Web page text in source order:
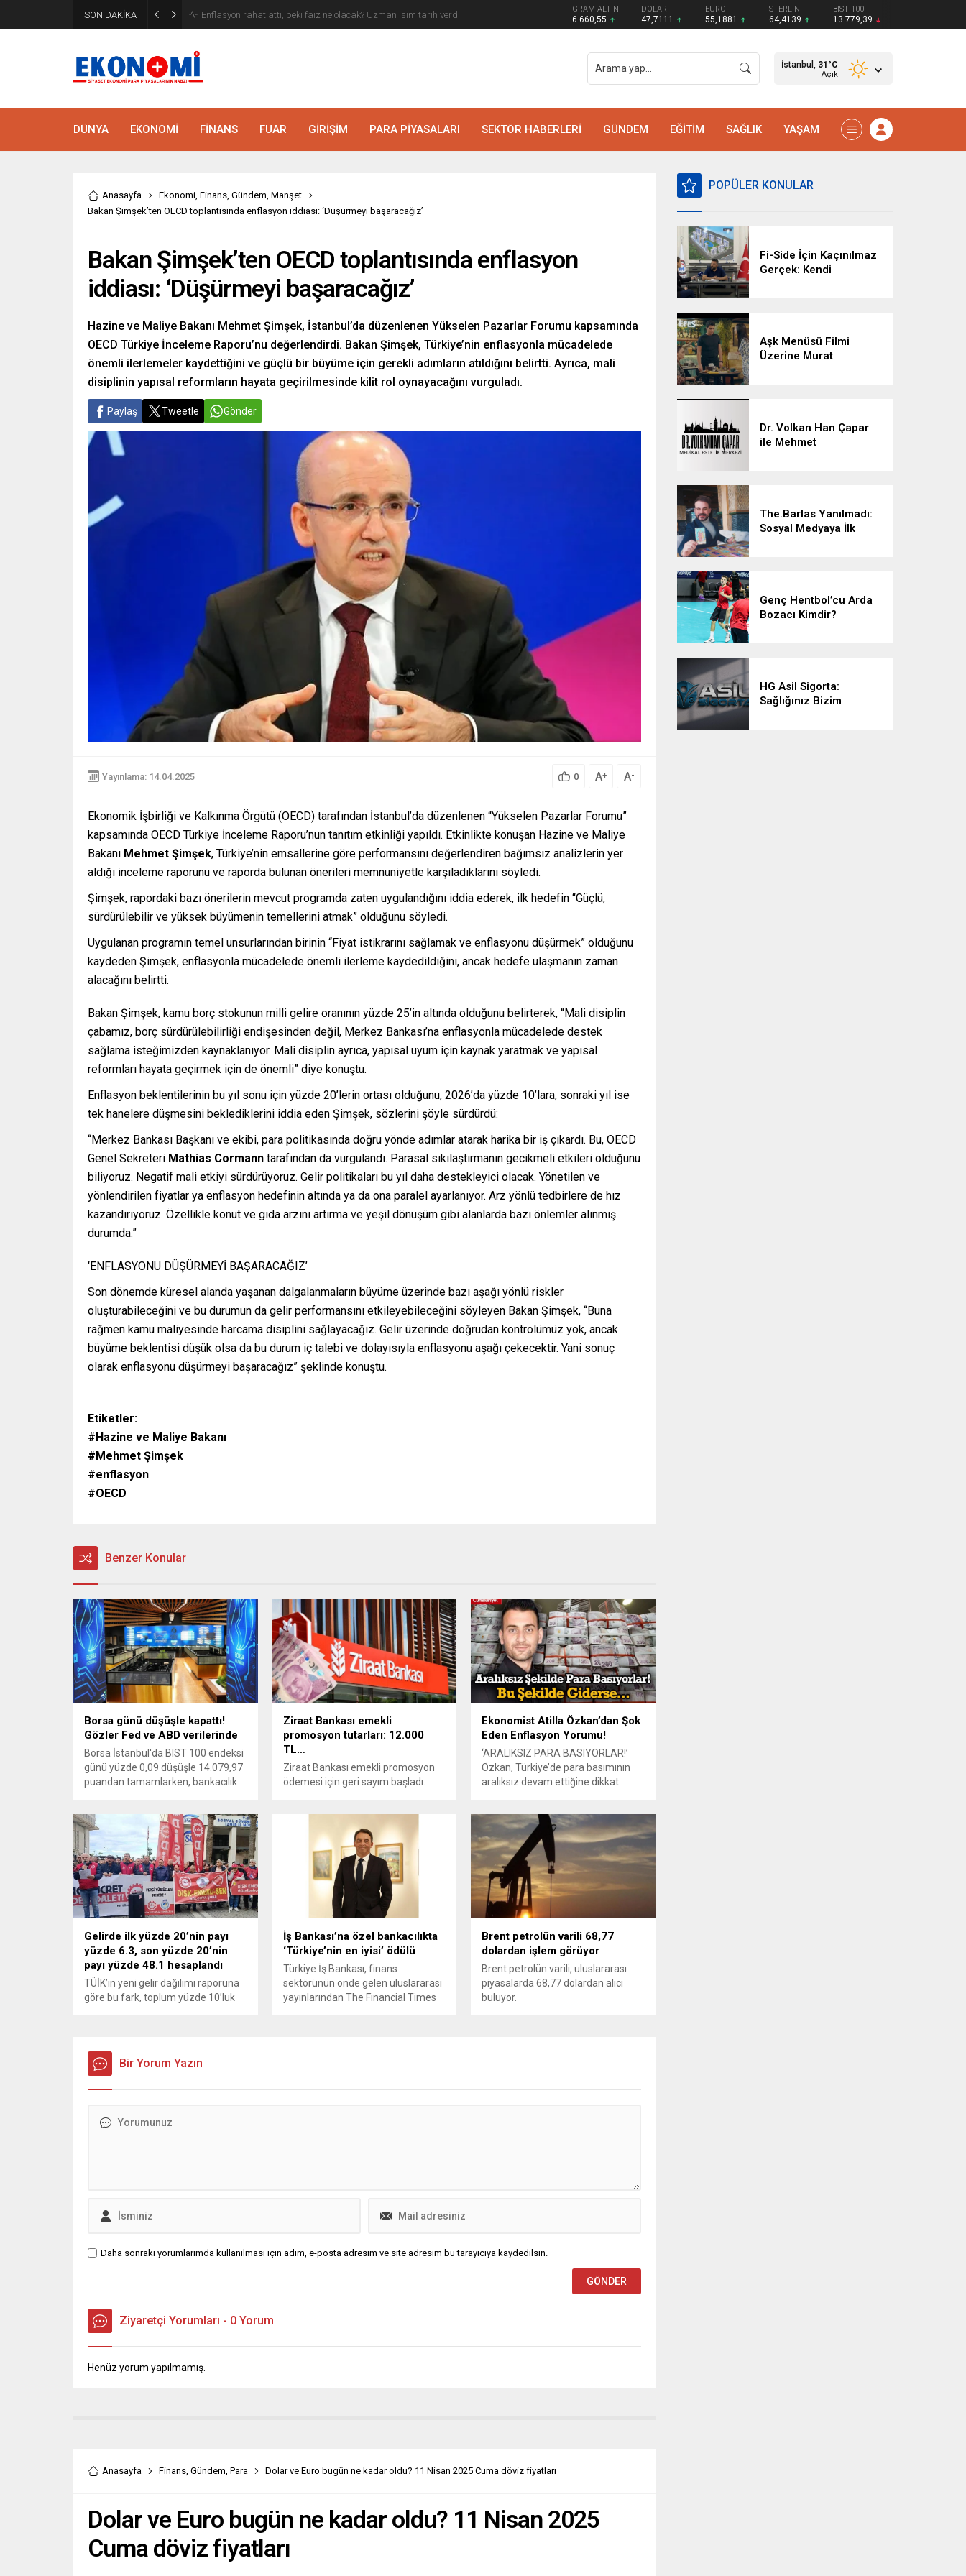
SON DAKİKA Bakan Kurum: Atık artış hızı yarı yarıya inmeli GRAM ALTIN
6.660,55
DOLAR
47,7111
EURO
55,1881
STERLİN
64,4139
BIST 100
13.779,39
İstanbul, 31 °C
Açık
DÜNYA EKONOMİ FİNANS FUAR GİRİŞİM PARA PİYASALARI SEKTÖR HABERLERİ GÜNDEM EĞİTİM SAĞLIK YAŞAM
Anasayfa Ekonomi, Finans, Gündem, Manşet
Bakan Şimşek’ten OECD toplantısında enflasyon iddiası: ‘Düşürmeyi başaracağız’
Bakan Şimşek’ten OECD toplantısında enflasyon
iddiası: ‘Düşürmeyi başaracağız’
Hazine ve Maliye Bakanı Mehmet Şimşek, İstanbul’da düzenlenen Yükselen Pazarlar Forumu kapsamında
OECD Türkiye İnceleme Raporu’nu değerlendirdi. Bakan Şimşek, Türkiye’nin enflasyonla mücadelede
önemli ilerlemeler kaydettiğini ve güçlü bir büyüme için gerekli adımların atıldığını belirtti. Ayrıca, mali
disiplinin yapısal reformların hayata geçirilmesinde kilit rol oynayacağını vurguladı.
Paylaş Tweetle Gönder
Yayınlama: 14.04.2025 0 A+ A-
Ekonomik İşbirliği ve Kalkınma Örgütü (OECD) tarafından İstanbul’da düzenlenen “Yükselen Pazarlar Forumu”
kapsamında OECD Türkiye İnceleme Raporu’nun tanıtım etkinliği yapıldı. Etkinlikte konuşan Hazine ve Maliye
Bakanı Mehmet Şimşek, Türkiye’nin emsallerine göre performansını değerlendiren bağımsız analizlerin yer
aldığı inceleme raporunu ve raporda bulunan önerileri memnuniyetle karşıladıklarını söyledi.
Şimşek, rapordaki bazı önerilerin mevcut programda zaten uygulandığını iddia ederek, ilk hedefin “Güçlü,
sürdürülebilir ve yüksek büyümenin temellerini atmak” olduğunu söyledi.
Uygulanan programın temel unsurlarından birinin “Fiyat istikrarını sağlamak ve enflasyonu düşürmek” olduğunu
kaydeden Şimşek, enflasyonla mücadelede önemli ilerleme kaydedildiğini, ancak hedefe ulaşmanın zaman
alacağını belirtti.
Bakan Şimşek, kamu borç stokunun milli gelire oranının yüzde 25’in altında olduğunu belirterek, “Mali disiplin
çabamız, borç sürdürülebilirliği endişesinden değil, Merkez Bankası’na enflasyonla mücadelede destek
sağlama isteğimizden kaynaklanıyor. Mali disiplin ayrıca, yapısal uyum için kaynak yaratmak ve yapısal
reformları hayata geçirmek için de önemli” diye konuştu.
Enflasyon beklentilerinin bu yıl sonu için yüzde 20’lerin ortası olduğunu, 2026’da yüzde 10’lara, sonraki yıl ise
tek hanelere düşmesini beklediklerini iddia eden Şimşek, sözlerini şöyle sürdürdü:
“Merkez Bankası Başkanı ve ekibi, para politikasında doğru yönde adımlar atarak harika bir iş çıkardı. Bu, OECD
Genel Sekreteri Mathias Cormann tarafından da vurgulandı. Parasal sıkılaştırmanın gecikmeli etkileri olduğunu
biliyoruz. Negatif mali etkiyi sürdürüyoruz. Gelir politikaları bu yıl daha destekleyici olacak. Yönetilen ve
yönlendirilen fiyatlar ya enflasyon hedefinin altında ya da ona paralel ayarlanıyor. Arz yönlü tedbirlere de hız
kazandırıyoruz. Özellikle konut ve gıda arzını artırma ve yeşil dönüşüm gibi alanlarda bazı önlemler alınmış
durumda.”
‘ENFLASYONU DÜŞÜRMEYİ BAŞARACAĞIZ’
Son dönemde küresel alanda yaşanan dalgalanmaların büyüme üzerinde bazı aşağı yönlü riskler
oluşturabileceğini ve bu durumun da gelir performansını etkileyebileceğini söyleyen Bakan Şimşek, “Buna
rağmen kamu maliyesinde harcama disiplini sağlayacağız. Gelir üzerinde doğrudan kontrolümüz yok, ancak
büyüme beklentisi düşük olsa da bu durum iç talebi ve dolayısıyla enflasyonu aşağı çekecektir. Yani sonuç
olarak enflasyonu düşürmeyi başaracağız” şeklinde konuştu.
Etiketler:
#Hazine ve Maliye Bakanı
#Mehmet Şimşek
#enflasyon
#OECD
Benzer Konular
Borsa günü düşüşle kapattı!
Gözler Fed ve ABD verilerinde
Borsa İstanbul'da BIST 100 endeksi
günü yüzde 0,09 düşüşle 14.079,97
puandan tamamlarken, bankacılık
Warsh'ın açıklamaları ve ABD ÜFE
verisine odaklandı.
Ziraat Bankası emekli
promosyon tutarları: 12.000
TL…
Ziraat Bankası emekli promosyon
ödemesi için geri sayım başladı.
ödemesi gündeme geldi. Emeklilere
ek gelir tanıyan promosyon için
başvurular mobilden veya
şubelerden oluyor. İşte Ziraat
Bankası 2025 yılı emekli promosyon
Ekonomist Atilla Özkan’dan Şok
Eden Enflasyon Yorumu!
‘ARALIKSIZ PARA BASIYORLAR!’
Özkan, Türkiye’de para basımının
aralıksız devam ettiğine dikkat
değil” dedi. Hükümetin izlediği
ekonomi politikalarını eleştiren
Özkan, “Mehmet Şimşek ve ekibi
daha sıkı para politikası
izleyeceklerini söyleyerek geldiler
ama gerçekte durum pek öyle değil.
Faiz artırımları dışında enflasyonla
Gelirde ilk yüzde 20’nin payı
yüzde 6.3, son yüzde 20’nin
payı yüzde 48.1 hesaplandı
TÜİK’in yeni gelir dağılımı raporuna
göre bu fark, toplum yüzde 10’luk
İş Bankası’na özel bankacılıkta
‘Türkiye’nin en iyisi’ ödülü
Türkiye İş Bankası, finans
sektörünün önde gelen uluslararası
yayınlarından The Financial Times
Brent petrolün varili 68,77
dolardan işlem görüyor
Brent petrolün varili, uluslararası
piyasalarda 68,77 dolardan alıcı
buluyor.
Bir Yorum Yazın
Daha sonraki yorumlarımda kullanılması için adım, e-posta adresim ve site adresim bu tarayıcıya kaydedilsin.
Ziyaretçi Yorumları - 0 Yorum
Henüz yorum yapılmamış.
Anasayfa Finans Gündem Para Dolar ve Euro bugün ne kadar oldu? 11 Nisan 2025 Cuma döviz fiyatları
Dolar ve Euro bugün ne kadar oldu? 11 Nisan 2025
Cuma döviz fiyatları
POPÜLER KONULAR
Fi-Side İçin Kaçınılmaz
Gerçek: Kendi
Aşk Menüsü Filmi
Üzerine Murat
Dr. Volkan Han Çapar
ile Mehmet
The.Barlas Yanılmadı:
Sosyal Medyaya İlk
Genç Hentbol’cu Arda
Bozacı Kimdir?
HG Asil Sigorta:
Sağlığınız Bizim